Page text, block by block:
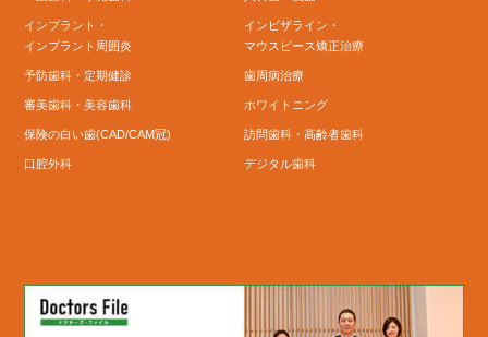
インプラント・
インプラント周囲炎
予防歯科・定期健診
審美歯科・美容歯科
保険の白い歯(CAD/CAM冠)
口腔外科
インビザライン・
マウスピース矯正治療
歯周病治療
ホワイトニング
訪問歯科・高齢者歯科
デジタル歯科